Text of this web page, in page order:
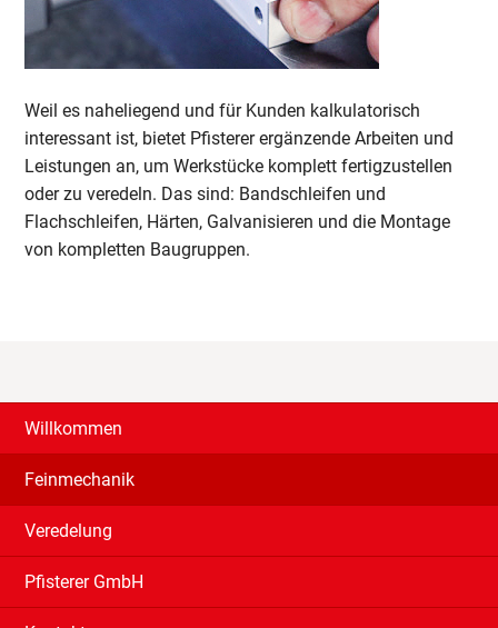
Weil es naheliegend und für Kunden kalkulatorisch
interessant ist, bietet Pfisterer ergänzende Arbeiten und
Leistungen an, um Werkstücke komplett fertigzustellen
oder zu veredeln. Das sind: Bandschleifen und
Flachschleifen, Härten, Galvanisieren und die Montage
von kompletten Baugruppen.
Willkommen
Feinmechanik
Veredelung
Pfisterer GmbH